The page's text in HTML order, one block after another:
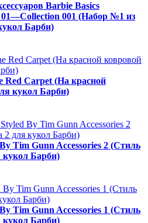
Barbie Basics
01—Collection 001 (Набор №1 из
Барби)
Red Carpet (На красной
кукол Барби)
Tim Gunn Accessories 2 (Стиль
кукол Барби)
Tim Gunn Accessories 1 (Стиль
кукол Барби)